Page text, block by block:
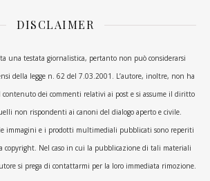
DISCLAIMER
una testata giornalistica, pertanto non può considerarsi
della legge n. 62 del 7.03.2001. L’autore, inoltre, non ha
dei commenti relativi ai post e si assume il diritto
non rispondenti ai canoni del dialogo aperto e civile.
immagini e i prodotti multimediali pubblicati sono reperiti
copyright. Nel caso in cui la pubblicazione di tali materiali
si prega di contattarmi per la loro immediata rimozione.